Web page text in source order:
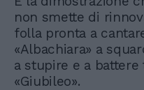
non smette di
folla pronta a
«Albachiara» a
a stupire e a
«Giubileo».